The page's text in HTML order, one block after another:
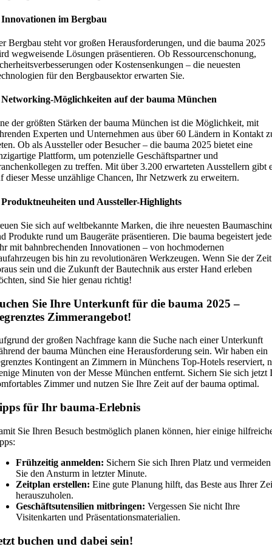
Innovationen im Bergbau
Bergbau steht vor großen Herausforderungen, und die bauma 2025
wegweisende Lösungen präsentieren. Ob Ressourcenschonung,
oder Kostensenkungen – die neuesten
für den Bergbausektor erwarten Sie.
Networking-Möglichkeiten auf der bauma München
der größten Stärken der bauma München ist die Möglichkeit, mit
Experten und Unternehmen aus über 60 Ländern in Kontakt
Ob als Aussteller oder Besucher – die bauma 2025 bietet eine
Plattform, um potenzielle Geschäftspartner und
zu treffen. Mit über 3.200 erwarteten Ausstellern gibt
dieser Messe unzählige Chancen, Ihr Netzwerk zu erweitern.
Produktneuheiten und Aussteller-Highlights
Sie sich auf weltbekannte Marken, die ihre neuesten
Produkte rund um Baugeräte präsentieren. Die bauma begeistert
mit bahnbrechenden Innovationen – von hochmodernen
bis hin zu revolutionären Werkzeugen. Wenn Sie der Zeit
sein und die Zukunft der Bautechnik aus erster Hand erleben
sind Sie hier genau richtig!
Sie Ihre Unterkunft für die bauma 2025 –
Zimmerangebot!
der großen Nachfrage kann die Suche nach einer Unterkunft
der bauma München eine Herausforderung sein. Wir haben ein
Kontingent an Zimmern in Münchens Top-Hotels reserviert,
Minuten von der Messe München entfernt. Sichern Sie sich jetzt
Zimmer und nutzen Sie Ihre Zeit auf der bauma optimal.
für Ihr bauma-Erlebnis
Sie Ihren Besuch bestmöglich planen können, hier einige
Frühzeitig anmelden: Sichern Sie sich Ihren Platz und vermeiden
Sie den Ansturm in letzter Minute.
Zeitplan erstellen: Eine gute Planung hilft, das Beste aus Ihrer
herauszuholen.
Geschäftsutensilien mitbringen: Vergessen Sie nicht Ihre
Visitenkarten und Präsentationsmaterialien.
buchen und dabei sein!